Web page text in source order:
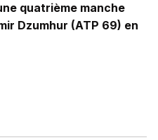
quatrième manche
Dzumhur (ATP 69) en